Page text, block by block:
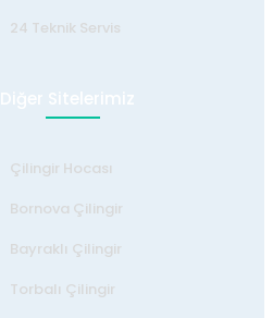
24 Teknik Servis
Diğer Sitelerimiz
Çilingir Hocası
Bornova Çilingir
Bayraklı Çilingir
Torbalı Çilingir